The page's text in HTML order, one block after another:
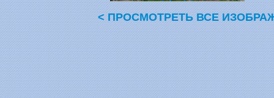
< ПРОСМОТРЕТЬ ВСЕ